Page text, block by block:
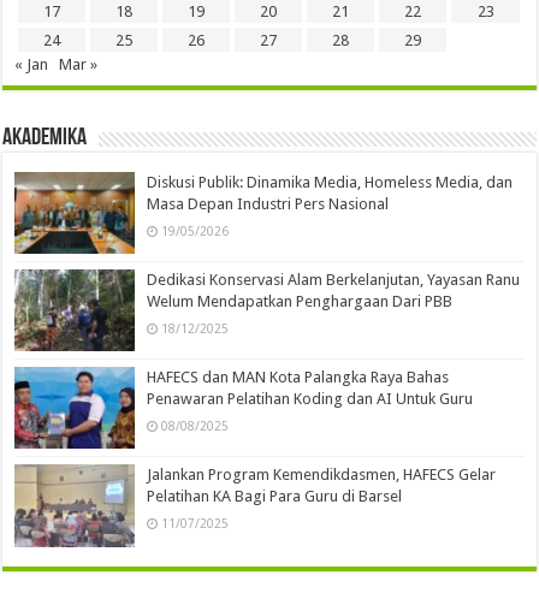
17
18 19 20 21 22
23
24
25 26 27 28
29
« Jan
Mar »
Akademika
Diskusi Publik: Dinamika Media, Homeless Media, dan
Masa Depan Industri Pers Nasional
19/05/2026
Dedikasi Konservasi Alam Berkelanjutan, Yayasan Ranu
Welum Mendapatkan Penghargaan Dari PBB
18/12/2025
HAFECS dan MAN Kota Palangka Raya Bahas
Penawaran Pelatihan Koding dan AI Untuk Guru
08/08/2025
Jalankan Program Kemendikdasmen, HAFECS Gelar
Pelatihan KA Bagi Para Guru di Barsel
11/07/2025